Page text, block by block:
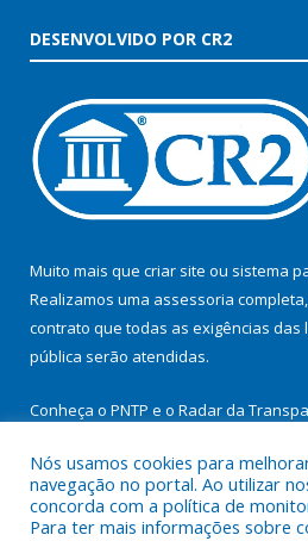
DESENVOLVIDO POR CR2
Muito mais que criar site ou sistema
Realizamos uma assessoria
contrato que todas as exigências das
pública serão atendidas.
Conheça o PNTP e o Radar da
Todos os direitos reservados a
Nós usamos cookies para
navegação no portal. Ao utilizar
concorda com a política de
Para ter mais informações sobre